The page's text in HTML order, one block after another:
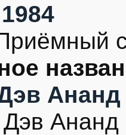
1984
Ананд
Дэв Ананд